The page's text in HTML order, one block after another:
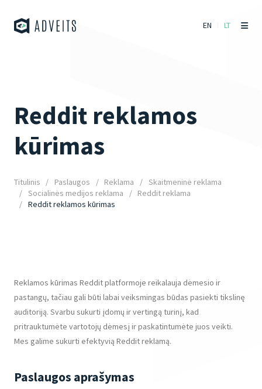
EN LT
Reddit reklamos
kūrimas
Titulinis Paslaugos Reklama
Skaitmeninė reklama
Socialinės medijos reklama
Reddit reklama
Reddit reklamos kūrimas
Reklamos kūrimas Reddit platformoje reikalauja dėmesio ir
pastangų, tačiau gali būti labai veiksmingas būdas pasiekti tikslinę
auditoriją. Svarbu sukurti įdomų ir vertingą turinį, kad
pritrauktumėte vartotojų dėmesį ir paskatintumėte juos veikti.
Mes galime sukurti efektyvią Reddit reklamą.
Paslaugos aprašymas